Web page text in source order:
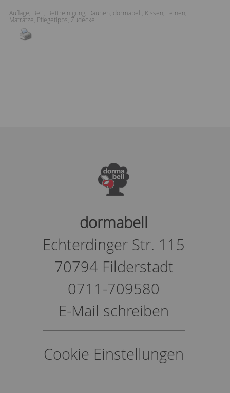
Auflage Bett Bettreinigung Daunen dormabell Kissen Leinen
Matratze Pflegetipps Zudecke
dormabell
Echterdinger Str. 115
70794 Filderstadt
0711-709580
E-Mail schreiben
Cookie Einstellungen